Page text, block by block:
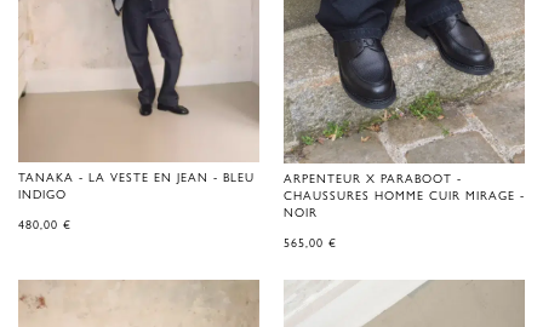
TANAKA - LA VESTE EN JEAN - BLEU
INDIGO
480,00 €
ARPENTEUR X PARABOOT -
CHAUSSURES HOMME CUIR MIRAGE -
NOIR
565,00 €